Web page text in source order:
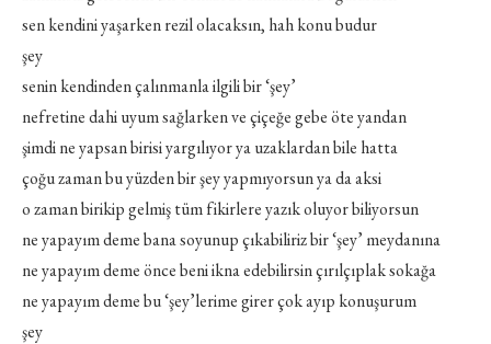
sen kendini yaşarken rezil olacaksın, hah konu budur
şey
senin kendinden çalınmanla ilgili bir ‘şey’
nefretine dahi uyum sağlarken ve çiçeğe gebe öte yandan
şimdi ne yapsan birisi yargılıyor ya uzaklardan bile hatta
çoğu zaman bu yüzden bir şey yapmıyorsun ya da aksi
o zaman birikip gelmiş tüm fikirlere yazık oluyor biliyorsun
ne yapayım deme bana soyunup çıkabiliriz bir ‘şey’ meydanına
ne yapayım deme önce beni ikna edebilirsin çırılçıplak sokağa
ne yapayım deme bu ‘şey’lerime girer çok ayıp konuşurum
şey